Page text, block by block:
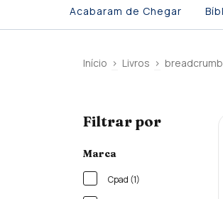
Acabaram de Chegar
Início > Livros >
Filtrar por
Marca
Cpad (1)